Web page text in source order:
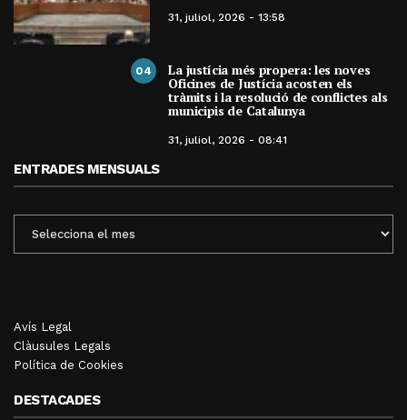
31, juliol, 2026 - 13:58
04 La justícia més propera: les noves
Oficines de Justícia acosten els
tràmits i la resolució de conflictes als
municipis de Catalunya
31, juliol, 2026 - 08:41
ENTRADES MENSUALS
MENSUALS
Avís Legal
Clàusules Legals
Política de Cookies
DESTACADES